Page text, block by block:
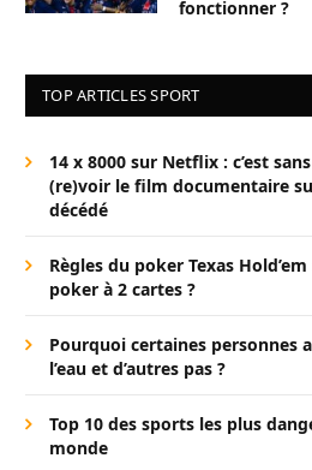
fonctionner ?
TOP ARTICLES SPORT
14 x 8000 sur Netflix : c’est
(re)voir le film documentaire
décédé
Règles du poker Texas
poker à 2 cartes ?
Pourquoi certaines personnes
l’eau et d’autres pas ?
Top 10 des sports les plus
monde